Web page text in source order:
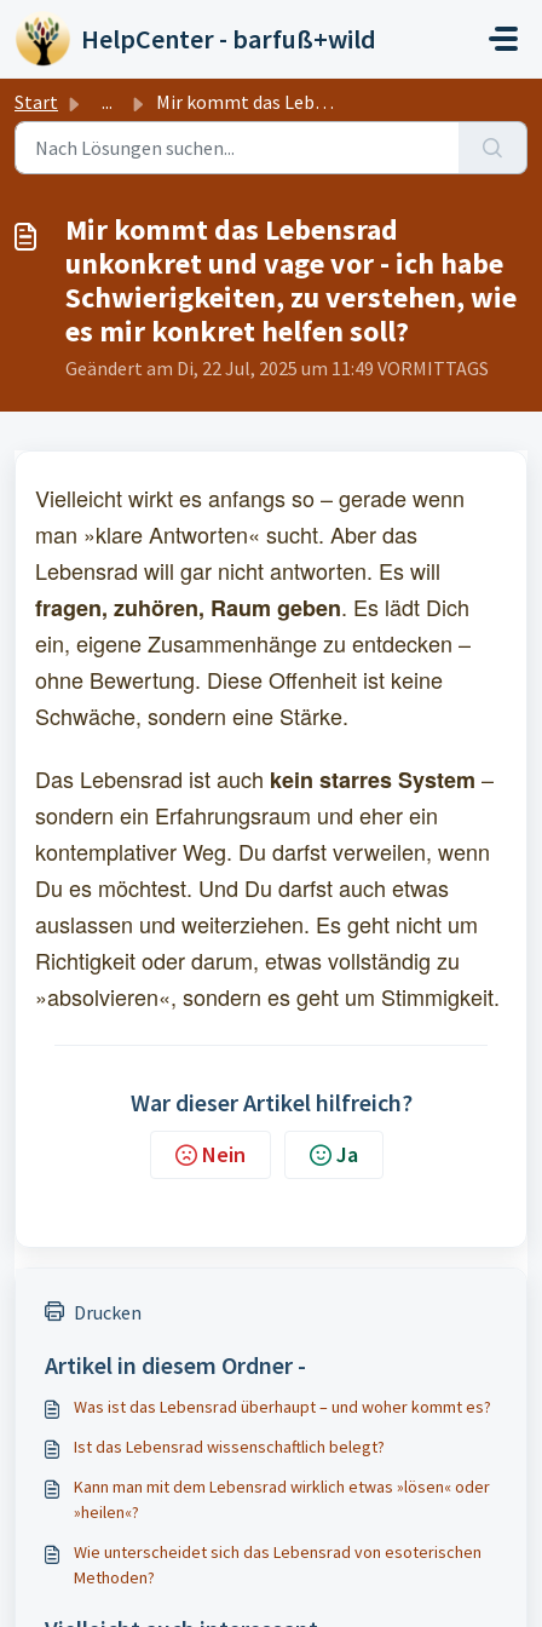
Zum hauptsächlichen Inhalt gehen
HelpCenter - barfuß+wild
Start ... Mir kommt das Lebensrad unkonkret und vage vor - ich habe...
Mir kommt das Lebensrad
unkonkret und vage vor - ich habe
Schwierigkeiten, zu verstehen, wie
es mir konkret helfen soll?
Geändert am Di, 22 Jul, 2025 um 11:49 VORMITTAGS
Vielleicht wirkt es anfangs so – gerade wenn
man »klare Antworten« sucht. Aber das
Lebensrad will gar nicht antworten. Es will
fragen, zuhören, Raum geben. Es lädt Dich
ein, eigene Zusammenhänge zu entdecken –
ohne Bewertung. Diese Offenheit ist keine
Schwäche, sondern eine Stärke.
Das Lebensrad ist auch kein starres System –
sondern ein Erfahrungsraum und eher ein
kontemplativer Weg. Du darfst verweilen, wenn
Du es möchtest. Und Du darfst auch etwas
auslassen und weiterziehen. Es geht nicht um
Richtigkeit oder darum, etwas vollständig zu
»absolvieren«, sondern es geht um Stimmigkeit.
War dieser Artikel hilfreich?
Nein Ja
Drucken
Artikel in diesem Ordner -
Was ist das Lebensrad überhaupt – und woher kommt es?
Ist das Lebensrad wissenschaftlich belegt?
Kann man mit dem Lebensrad wirklich etwas »lösen« oder
»heilen«?
Wie unterscheidet sich das Lebensrad von esoterischen
Methoden?